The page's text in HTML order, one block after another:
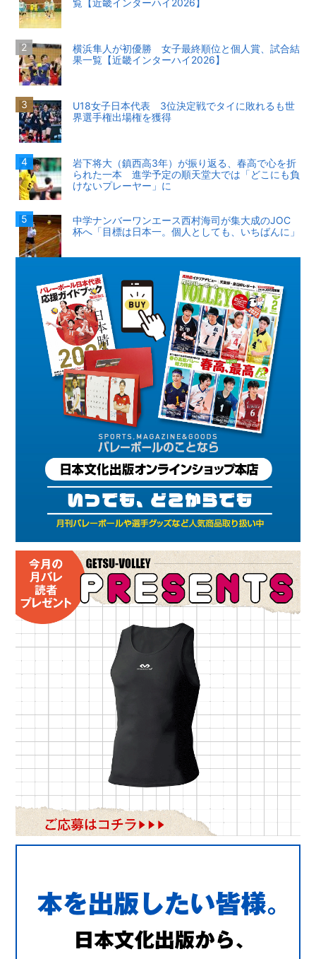
覧【近畿インターハイ2026】
横浜隼人が初優勝 女子最終順位と個人賞、試合結
果一覧【近畿インターハイ2026】
U18女子日本代表 3位決定戦でタイに敗れるも世
界選手権出場権を獲得
岩下将大（鎮西高3年）が振り返る、春高で心を折
られた一本 進学予定の順天堂大では「どこにも負
けないプレーヤー」に
中学ナンバーワンエース西村海司が集大成のJOC
杯へ「目標は日本一。個人としても、いちばんに」